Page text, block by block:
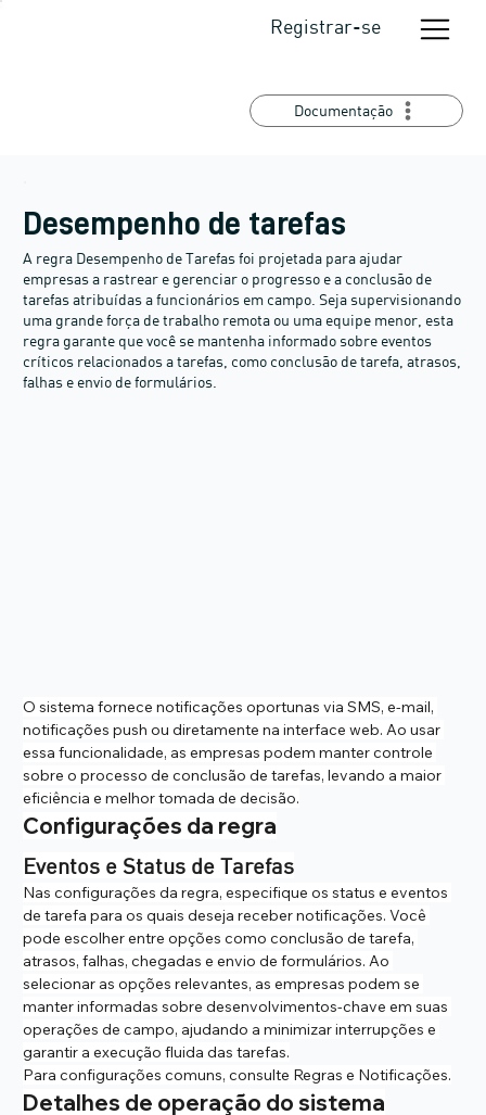
Documentação
Registrar-se
Desempenho de tarefas
A regra Desempenho de Tarefas foi projetada para ajudar
empresas a rastrear e gerenciar o progresso e a conclusão de
tarefas atribuídas a funcionários em campo. Seja supervisionando
uma grande força de trabalho remota ou uma equipe menor, esta
regra garante que você se mantenha informado sobre eventos
críticos relacionados a tarefas, como conclusão de tarefa, atrasos,
falhas e envio de formulários.
O sistema fornece notificações oportunas via SMS, e-mail,
notificações push ou diretamente na interface web. Ao usar
essa funcionalidade, as empresas podem manter controle
sobre o processo de conclusão de tarefas, levando a maior
eficiência e melhor tomada de decisão.
Configurações da regra
Eventos e Status de Tarefas
Nas configurações da regra, especifique os status e eventos
de tarefa para os quais deseja receber notificações. Você
pode escolher entre opções como conclusão de tarefa,
atrasos, falhas, chegadas e envio de formulários. Ao
selecionar as opções relevantes, as empresas podem se
manter informadas sobre desenvolvimentos-chave em suas
operações de campo, ajudando a minimizar interrupções e
garantir a execução fluida das tarefas.
Para configurações comuns, consulte Regras e Notificações.
Detalhes de operação do sistema